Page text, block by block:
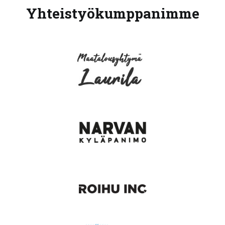
Yhteistyökumppanimme